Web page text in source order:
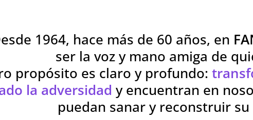
1964, hace más de 60 años, en
ser la voz y mano amiga de
propósito es claro y profundo:
la adversidad y encuentran en
puedan sanar y reconstruir